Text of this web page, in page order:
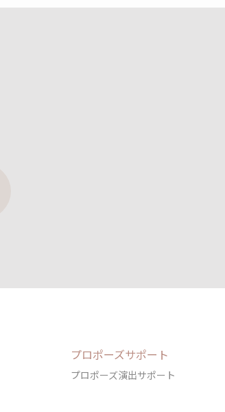
プロポーズサポート
プロポーズ演出サポート